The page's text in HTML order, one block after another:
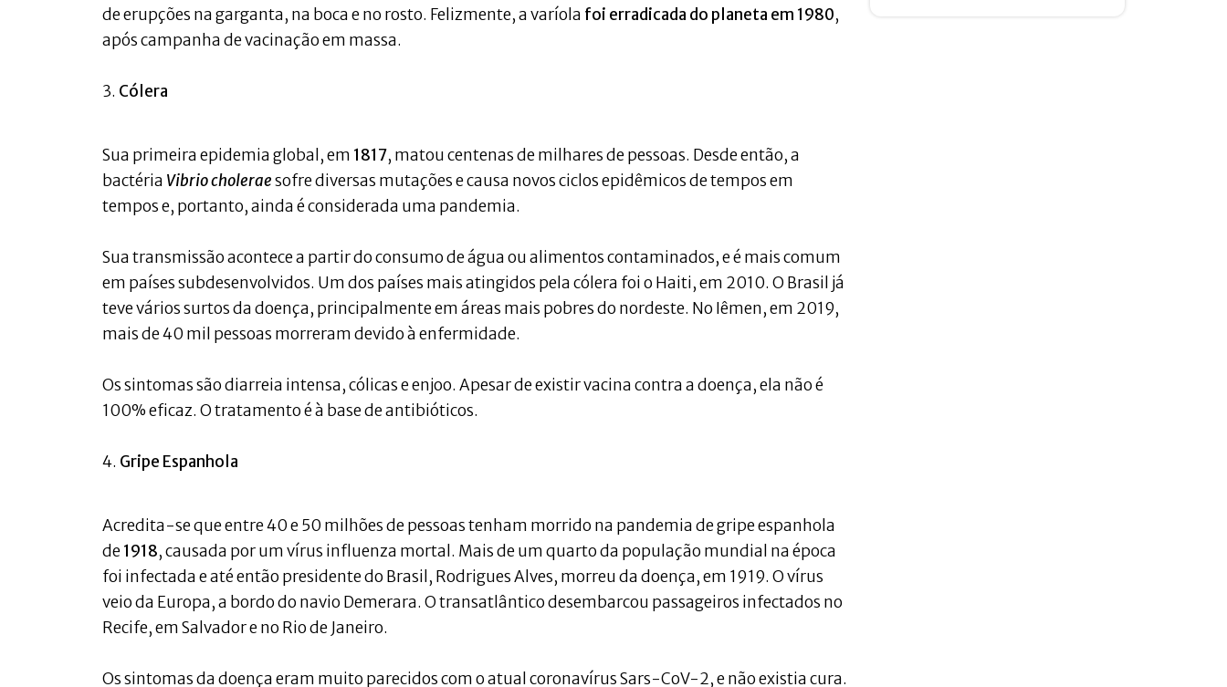
de erupções na garganta, na boca e no rosto. Felizmente, a varíola foi erradicada do planeta em 1980,
após campanha de vacinação em massa.
3. Cólera
Sua primeira epidemia global, em 1817, matou centenas de milhares de pessoas. Desde então, a
bactéria Vibrio choleraesofre diversas mutações e causa novos ciclos epidêmicos de tempos em
tempos e, portanto, ainda é considerada uma pandemia.
Sua transmissão acontece a partir do consumo de água ou alimentos contaminados, e é mais comum
em países subdesenvolvidos. Um dos países mais atingidos pela cólera foi o Haiti, em 2010. O Brasil já
teve vários surtos da doença, principalmente em áreas mais pobres do nordeste. No Iêmen, em 2019,
mais de 40 mil pessoas morreram devido à enfermidade.
Os sintomas são diarreia intensa, cólicas e enjoo. Apesar de existir vacina contra a doença, ela não é
100% eficaz. O tratamento é à base de antibióticos.
4. Gripe Espanhola
Acredita-se que entre 40 e 50 milhões de pessoas tenham morrido na pandemia de gripe espanhola
de1918, causada por um vírus influenza mortal. Mais de um quarto da população mundial na época
foi infectada e até então presidente do Brasil, Rodrigues Alves, morreu da doença, em 1919. O vírus
veio da Europa, a bordo do navio Demerara. O transatlântico desembarcou passageiros infectados no
Recife, em Salvador e no Rio de Janeiro.
Os sintomas da doença eram muito parecidos com o atual coronavírus Sars-CoV-2, e não existia cura.